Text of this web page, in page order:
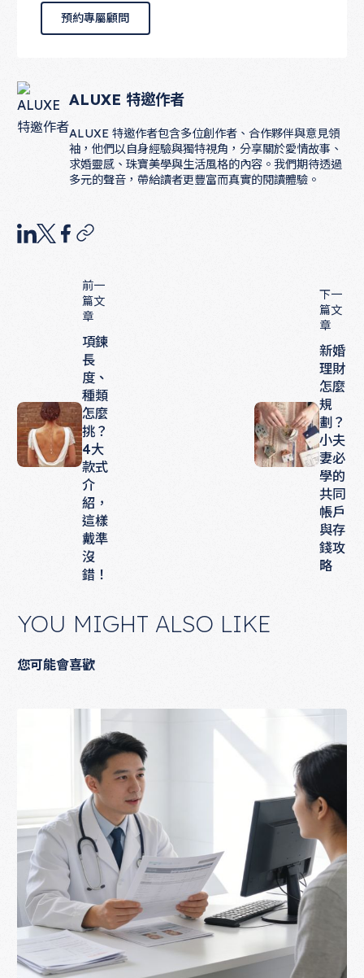
預約專屬顧問
預約專屬顧問
ALUXE 特邀作者
ALUXE 特邀作者包含多位創作者、合作夥伴與意見領
袖，他們以自身經驗與獨特視角，分享關於愛情故事、
求婚靈感、珠寶美學與生活風格的內容。我們期待透過
多元的聲音，帶給讀者更豐富而真實的閱讀體驗。
前一
篇文
章
項鍊
長
度、
種類
怎麼
挑？
4大
款式
介
紹，
這樣
戴準
沒
錯！
下一
篇文
章
新婚
理財
怎麼
規
劃？
小夫
妻必
學的
共同
帳戶
與存
錢攻
略
YOU MIGHT ALSO LIKE
您可能會喜歡